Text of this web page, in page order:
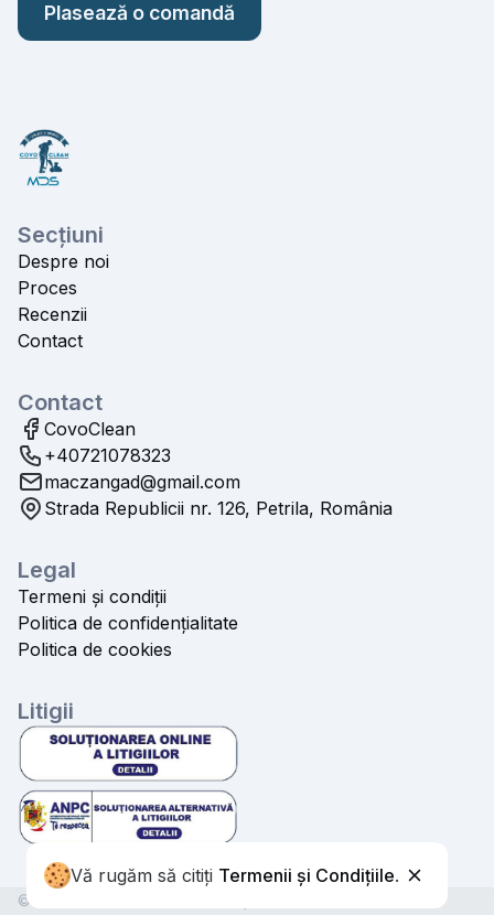
Plasează o comandă
Secțiuni
Despre noi
Proces
Recenzii
Contact
Contact
CovoClean
+40721078323
maczangad@gmail.com
Strada Republicii nr. 126, Petrila, România
Legal
Termeni și condiții
Politica de confidențialitate
Politica de cookies
Litigii
© 2026 CovoClean. Toate drepturile rezervate.
Vă rugăm să citiți Termenii și Condițiile.